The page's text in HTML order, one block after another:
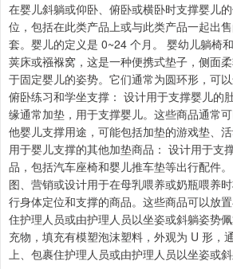
在婴儿斜躺或仰卧、俯卧或横卧时支撑婴儿
位，包括在此类产品上或与此类产品一起出
套。婴儿的定义是 0~24 个月。 婴幼儿躺椅
荚床或襁褓窝，这是一种便携式垫子，侧面
于固定婴儿的姿势。它们通常为圆环形，可以
俯卧练习和学坐支撑： 设计用于支撑婴儿的
缘通常加垫，用于支撑婴儿。这些商品通常
他婴儿支撑用途，可能包括加垫的游戏垫、活
用于婴儿支撑的其他加垫商品： 设计用于支
品，包括汽车座椅和婴儿推车垫等出行配件
图、营销或设计用于在母乳喂养或奶瓶喂养
行身体定位和支撑的商品。这些商品可以放
住护理人员或由护理人员以坐姿或斜躺姿势
充物，填充有模塑泡沫塑料，外观为 U 形，
上、包裹住护理人员或由护理人员以坐姿或斜